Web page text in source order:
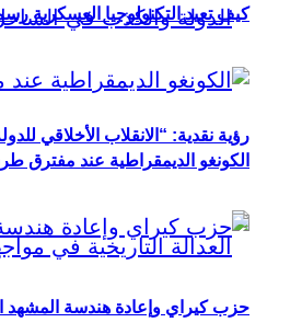
رؤية نقدية: “الانقلاب الأخلاقي
كيف تعيد التكنولوجيا العسكرية
الكونغو الديمقراطية عند مفترق
حزب كيراي وإعادة هندسة المشهد